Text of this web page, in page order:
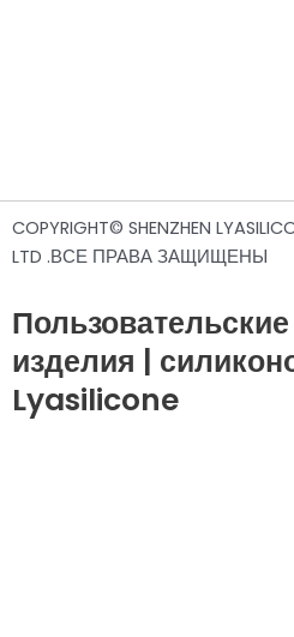
COPYRIGHT© SHENZHEN
LTD .ВСЕ ПРАВА ЗАЩИЩЕНЫ
изделия |
Lyasilicone